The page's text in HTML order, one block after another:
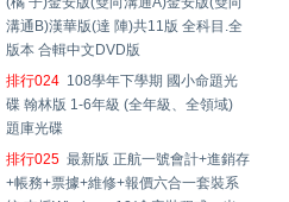
溝通B)漢華版(達 陣)共11版 全科目.全
版本 合輯中文DVD版
排行024 108學年下學期 國小命題光
碟 翰林版 1-6年級 (全年級、全領域)
題庫光碟
排行025 最新版 正航一號會計+進銷存
+帳務+票據+維修+報價六合一套裝系